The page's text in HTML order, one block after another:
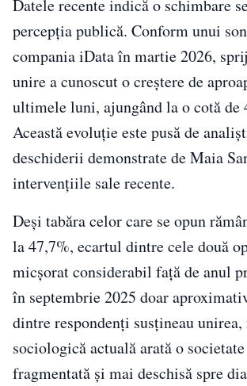
Datele recente indică o schimbare
percepția publică. Conform unui
compania iData în martie 2026,
unire a cunoscut o creștere de
ultimele luni, ajungând la o cotă de
Această evoluție este pusă de
deschiderii demonstrate de Maia
intervențiile sale recente.
Deși tabăra celor care se opun
la 47,7%, ecartul dintre cele două
micșorat considerabil față de anul
în septembrie 2025 doar
dintre respondenți susțineau
sociologică actuală arată o
fragmentată și mai deschisă spre